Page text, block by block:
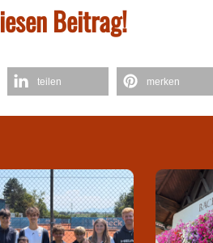
Beitrag!
teilen merken